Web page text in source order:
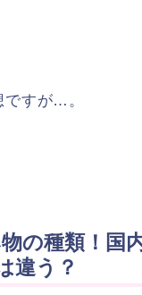
ですが…。
の種類！国
違う？